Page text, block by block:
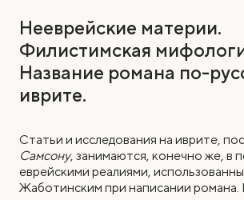
Нееврейские материи.
Филистимская
Название романа по-
иврите.
Статьи и исследования на иврите,
Самсону, занимаются, конечно же, в
еврейскими реалиями,
Жаботинским при написании романа.